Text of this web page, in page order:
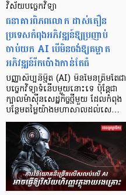
វិស័យបច្ចេកវិទ្យា
ធនាគារពិភពលោក ដាស់តឿន
ប្រទេសកំពុងអភិវឌ្ឍន៍ឱ្យប្រញាប់
ចាប់យក AI បើមិនចង់ឱ្យគម្លាត
អភិវឌ្ឍន៍រីកប៉ោងកាន់តែធំ
បញ្ញាសិប្បនិម្មិត (AI) មិនមែនត្រឹមតែជា
បច្ចេកវិទ្យាទំនើបមួយនោះទេ ប៉ុន្តែជា
ក្បាលម៉ាស៊ីនសេដ្ឋកិច្ចថ្មីមួយ ដែលកំពុង
បន្ថែមតម្លៃយ៉ាងមហាសាលដល់សេ…